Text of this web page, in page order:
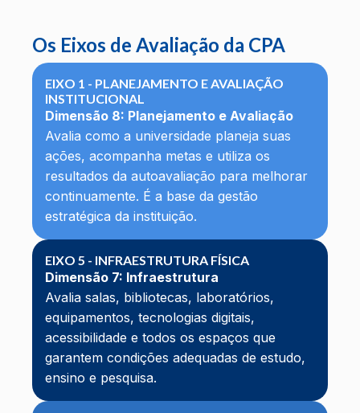
Os Eixos de Avaliação da CPA
EIXO 1 - PLANEJAMENTO E AVALIAÇÃO
INSTITUCIONAL
Dimensão 8: Planejamento e Avaliação
Avalia como a universidade planeja suas
ações, acompanha metas e utiliza os
resultados da autoavaliação para melhorar
continuamente. É a base da gestão
estratégica da instituição.
EIXO 5 - INFRAESTRUTURA FÍSICA
Dimensão 7: Infraestrutura
Avalia salas, bibliotecas, laboratórios,
equipamentos, tecnologias digitais,
acessibilidade e todos os espaços que
garantem condições adequadas de estudo,
ensino e pesquisa.